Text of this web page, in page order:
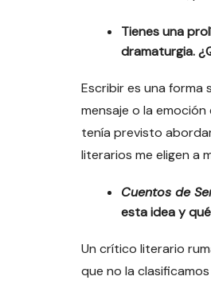
Tienes una
dramaturgia.
Escribir es una forma
mensaje o la
tenía previsto
literarios me eligen a
Cuentos de
esta idea y
Un crítico literario
que no la